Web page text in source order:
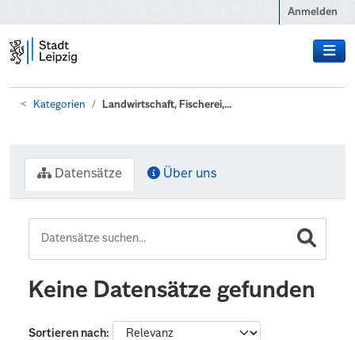
Anmelden
Kategorien Landwirtschaft, Fischerei,...
Datensätze Über uns
Keine Datensätze gefunden
Sortieren nach